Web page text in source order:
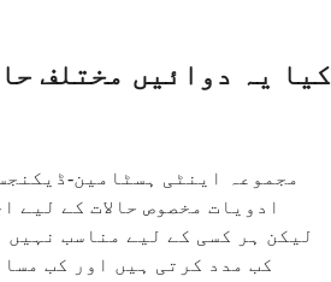
کیا یہ دوائیں مختلف
مجموعہ اینٹی ہسٹامین-
ادویات مخصوص حالات کے لیے
لیکن ہر کسی کے لیے مناسب نہیں
کب مدد کرتی ہیں اور کب